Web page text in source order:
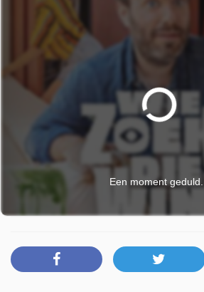
Een moment geduld...